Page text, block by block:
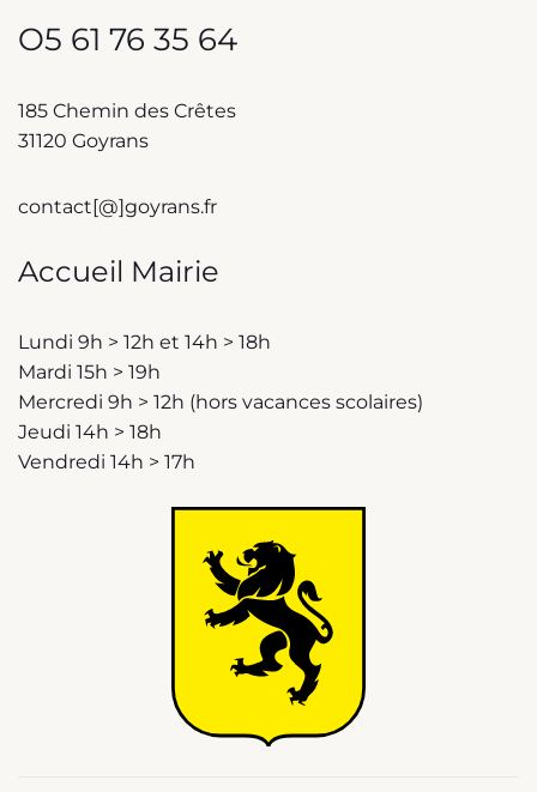
O5 61 76 35 64
185 Chemin des Crêtes
31120 Goyrans
contact[@]goyrans.fr
Accueil Mairie
Lundi 9h > 12h et 14h > 18h
Mardi 15h > 19h
Mercredi 9h > 12h (hors vacances scolaires)
Jeudi 14h > 18h
Vendredi 14h > 17h